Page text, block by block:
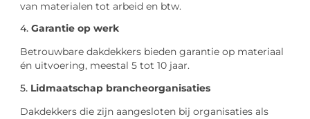
van materialen tot arbeid en btw.
4.Garantie op werk
Betrouwbare dakdekkers bieden garantie op materiaal
én uitvoering, meestal 5 tot 10 jaar.
5. Lidmaatschap brancheorganisaties
Dakdekkers die zijn aangesloten bij organisaties als